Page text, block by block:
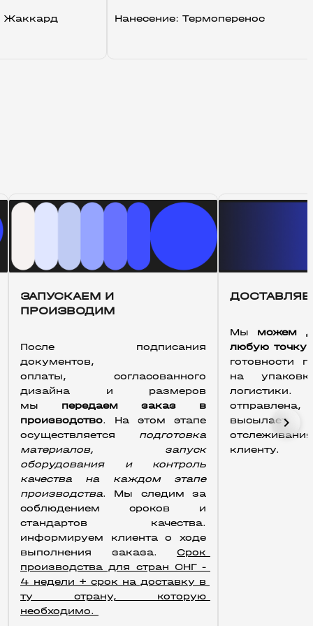
Жаккард
Нанесение: Термоперенос
ЗАПУСКАЕМ И
ПРОИЗВОДИМ
После подписания
документов,
оплаты, согласованного
дизайна и размеров
мы передаем заказ в
производство. На этом этапе
осуществляется подготовка
материалов, запуск
оборудования и контроль
качества на каждом этапе
производства. Мы следим за
соблюдением сроков и
стандартов качества.
информируем клиента о ходе
выполнения заказа. Срок
производства для стран СНГ -
4 недели + срок на доставку в
ту страну, которую
необходимо.
Мы можем
любую точку
готовности
на
логистики.
клиенту.
chevron_right